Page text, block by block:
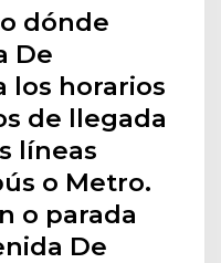
dónde
De
los horarios
de llegada
líneas
o Metro.
o parada
De